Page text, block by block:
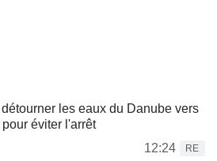
les eaux du Danube vers
éviter l'arrêt
12:24
RE